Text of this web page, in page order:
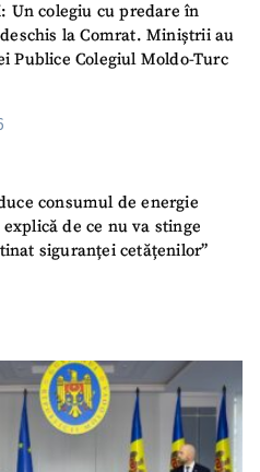
Un colegiu cu predare în
la Comrat. Miniștrii au
Colegiul Moldo-Turc
consumul de energie
de ce nu va stinge
siguranței cetățenilor”